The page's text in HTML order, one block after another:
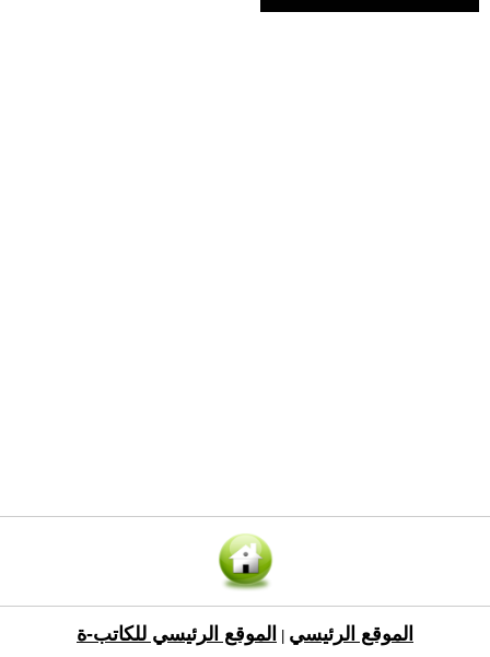
الموقع الرئيسي الموقع الرئيسي للكاتب-ة